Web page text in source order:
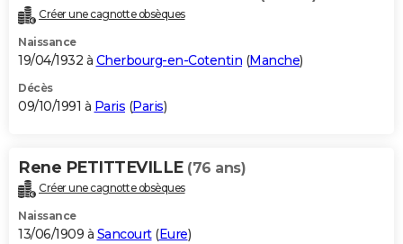
Créer une cagnotte obsèques
Naissance
19/04/1932 à Cherbourg-en-Cotentin (Manche)
Décès
09/10/1991 à Paris (Paris)
Rene PETITTEVILLE (76 ans)
Créer une cagnotte obsèques
Naissance
13/06/1909 à Sancourt(Eure)